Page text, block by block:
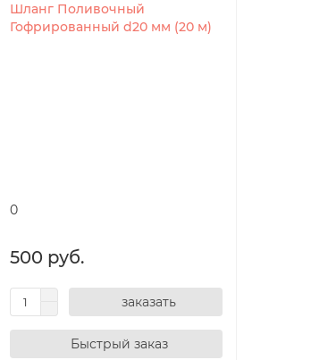
Шланг Поливочный
Гофрированный d20 мм (20 м)
0
500 руб.
заказать